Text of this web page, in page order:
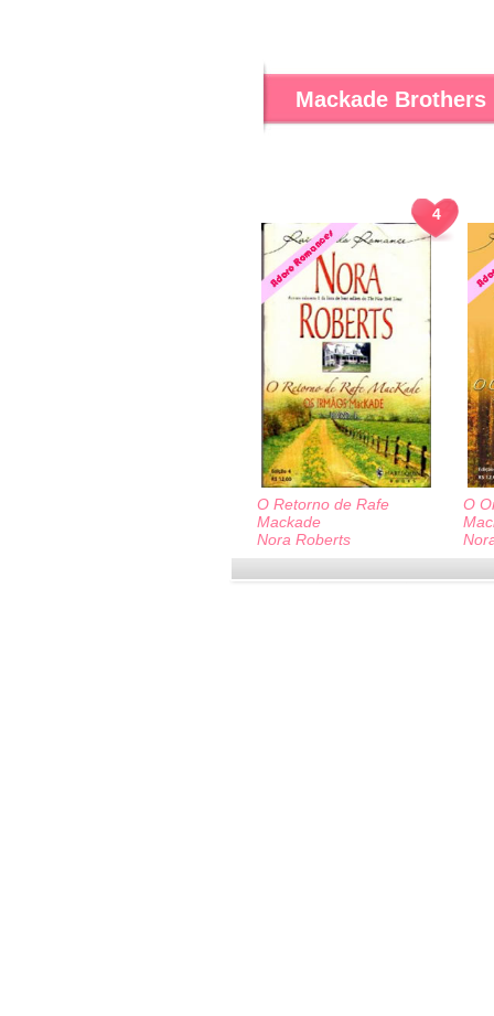
Mackade Brothers
4
O Retorno de Rafe
Mackade
Nora Roberts
O